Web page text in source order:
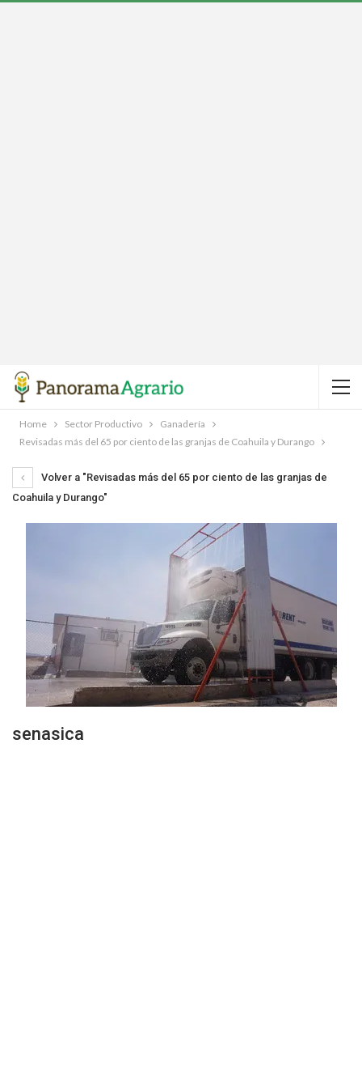
Home Sector Productivo
Ganadería
Revisadas más del 65 por ciento de las granjas de Coahuila y Durango
Volver a "Revisadas más del 65 por ciento de las granjas de
Coahuila y Durango"
senasica